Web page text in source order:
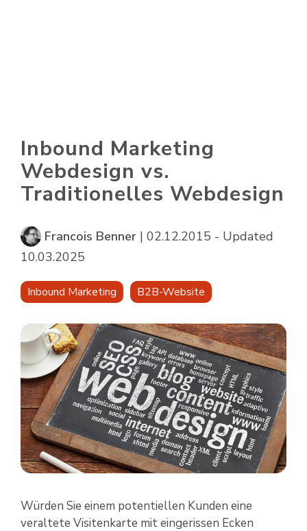
Inbound Marketing
Webdesign vs.
Traditionelles Webdesign
Francois Benner | 02.12.2015 - Updated
10.03.2025
Inbound Marketing B2B-Website
Würden Sie einem potentiellen Kunden eine
veraltete Visitenkarte mit eingerissen Ecken